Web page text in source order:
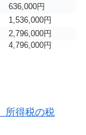
636,000円
1,536,000円
2,796,000円
4,796,000円
所得税の税